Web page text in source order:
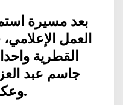
العمل
القطرية
جاسم عبد
وعكة صحية ألمت به مؤخرا.